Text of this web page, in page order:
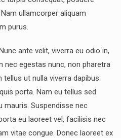
ullamcorper aliquam
purus.
ante velit, viverra eu odio in,
nec egestas nunc, non pharetra
ut nulla viverra dapibus.
porta. Nam eu tellus sed
mauris. Suspendisse nec
eu laoreet vel, facilisis nec
vitae congue. Donec laoreet ex